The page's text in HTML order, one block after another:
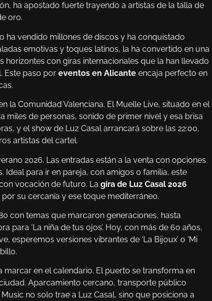
ha apostado fuerte trayendo a artistas de la talla de
oro.
ha vendido millones de discos y ha conquistado
emotivas y toques latinos, la ha convertido en una
con giras internacionales que la han llevado
Este paso por eventos en Alicante encaja perfecto en
la Comunidad Valenciana. El Muelle Live, situado en el
miles de personas, sonido de primer nivel y esa brisa
y el show de Luz Casal arrancará sobre las 22:00,
artistas del cartel.
2026. Las entradas están a la venta con opciones
Ideal para ir en pareja, con amigos o familia, este
vocación de futuro. La gira de Luz Casal 2026
su cercanía y ese toque mediterráneo.
con temas que marcaron generaciones, hasta
‘La niña de tus ojos’. Hoy, con más de 60 años,
esperemos versiones vibrantes de ‘La Bijoux’ o ‘Mi
marcar en el calendario. El puerto se transforma en
Aparcamiento cercano, transporte público
no solo trae a Luz Casal, sino que posiciona a